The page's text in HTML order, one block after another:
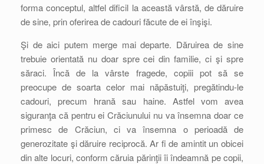
forma conceptul, altfel dificil la această vârstă, de dăruire
de sine, prin oferirea de cadouri făcute de ei înşişi.
Şi de aici putem merge mai departe. Dăruirea de sine
trebuie orientată nu doar spre cei din familie, ci şi spre
săraci. Încă de la vârste fragede, copiii pot să se
preocupe de soarta celor mai năpăstuiţi, pregătindu-le
cadouri, precum hrană sau haine. Astfel vom avea
siguranţa că pentru ei Crăciunului nu va însemna doar ce
primesc de Crăciun, ci va însemna o perioadă de
generozitate şi dăruire reciprocă. Ar fi de amintit un obicei
din alte locuri, conform căruia părinţii îi îndeamnă pe copii,